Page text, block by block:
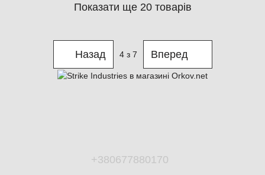
Показати ще 20 товарів
Назад 4з 7 Вперед
+380677880170